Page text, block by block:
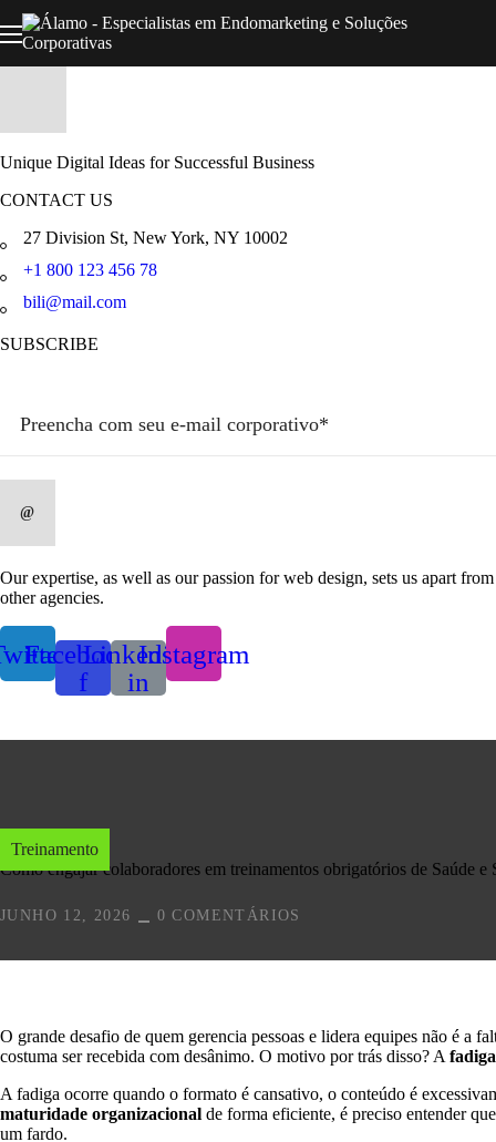
Unique Digital Ideas for Successful Business
CONTACT US
27 Division St, New York, NY 10002
+1 800 123 456 78
bili@mail.com
SUBSCRIBE
Our expertise, as well as our passion for web design, sets us apart from
other agencies.
Facebook-
f
Linkedin-
in
Instagram
Treinamento
Como engajar colaboradores em treinamentos obrigatórios de Saúde
JUNHO 12, 2026 0 COMENTÁRIOS
O grande desafio de quem gerencia pessoas e lidera equipes não é a
costuma ser recebida com desânimo. O motivo por trás disso? A
A fadiga ocorre quando o formato é cansativo, o conteúdo é
maturidade organizacional de forma eficiente, é preciso entender
um fardo.